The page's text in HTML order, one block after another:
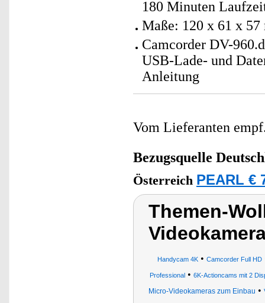
180 Minuten
Maße: 120 x 61 x
Camcorder DV-
USB-Lade- und
Anleitung
Vom Lieferanten
Bezugsquelle
Österreich PEARL €
Themen-
Handycam 4K • Camcorder Full HD
Professional• 6K-Actioncams mit 2
Micro-Videokameras zum Einbau •